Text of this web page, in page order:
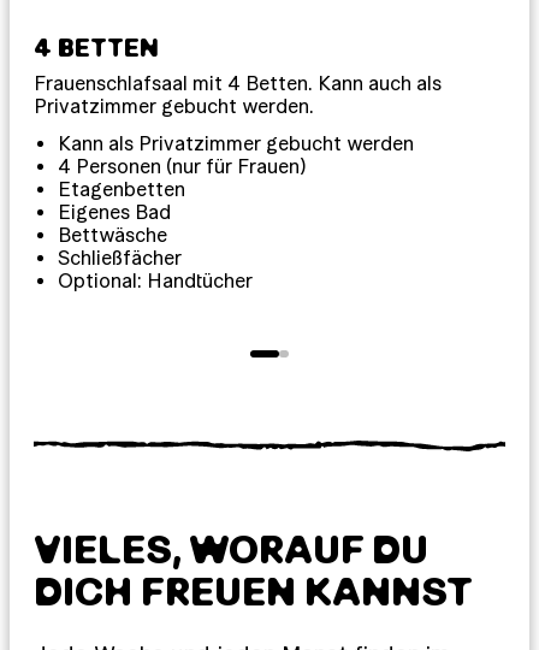
4 BETTEN
Frauenschlafsaal mit 4 Betten. Kann auch als
Privatzimmer gebucht werden.
Kann als Privatzimmer gebucht werden
4 Personen (nur für Frauen)
Etagenbetten
Eigenes Bad
Bettwäsche
Schließfächer
Optional: Handtücher
VIELES, WORAUF DU
DICH FREUEN KANNST